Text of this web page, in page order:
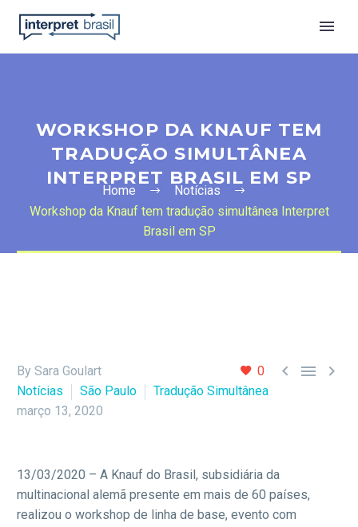
Português
WORKSHOP DA KNAUF TEM
TRADUÇÃO SIMULTÂNEA
INTERPRET BRASIL EM SP
Home
Notícias
Workshop da Knauf tem tradução simultânea Interpret
Brasil em SP
0   
By Sara Goulart
Notícias
São Paulo
Tradução Simultânea
março 13, 2020
13/03/2020 – A Knauf do Brasil, subsidiária da
multinacional alemã presente em mais de 60 países,
realizou o workshop de linha de base, evento com